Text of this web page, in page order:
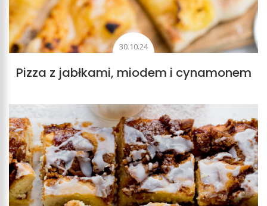
30.10.24
Pizza z jabłkami, miodem i cynamonem